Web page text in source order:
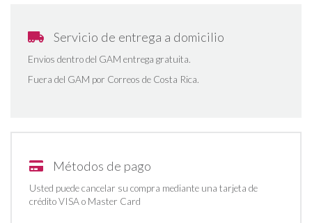
Servicio de entrega a domicilio
Envios dentro del GAM entrega gratuita.
Fuera del GAM por Correos de Costa Rica.
Métodos de pago
Usted puede cancelar su compra mediante una tarjeta de
crédito VISA o Master Card